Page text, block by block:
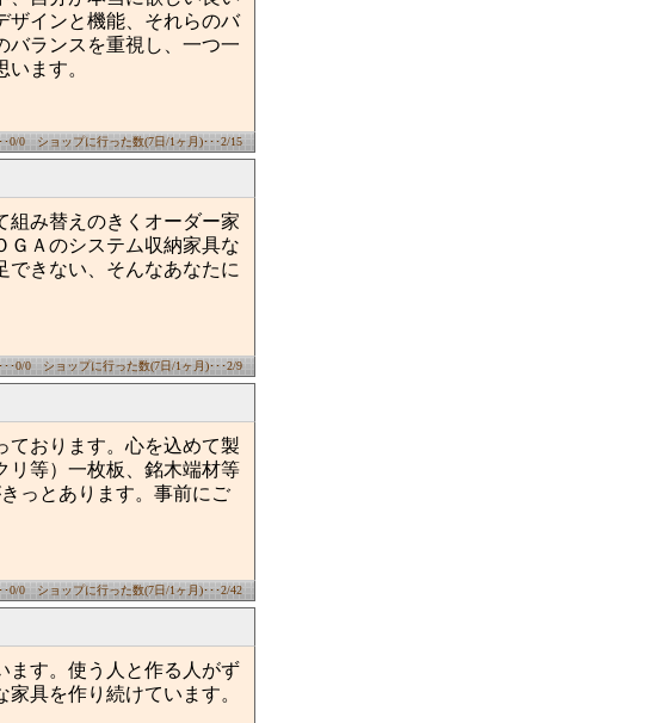
ザインと機能、それらのバ
バランスを重視し、一つ一
ます。
･0/0 ショップに行った数(7日/1ヶ月)･･･2/15
組み替えのきくオーダー家
ＧＡのシステム収納家具な
できない、そんなあなたに
･･0/0 ショップに行った数(7日/1ヶ月)･･･2/9
ております。心を込めて製
リ等）一枚板、銘木端材等
っとあります。事前にご
･0/0 ショップに行った数(7日/1ヶ月)･･･2/42
ます。使う人と作る人がず
具を作り続けています。